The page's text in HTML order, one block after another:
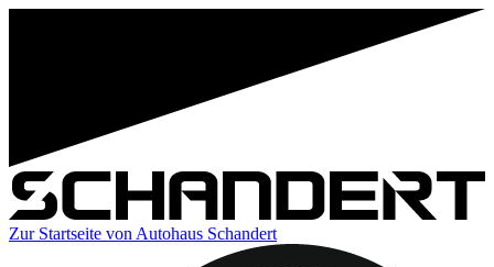
Zur Startseite von Autohaus Schandert